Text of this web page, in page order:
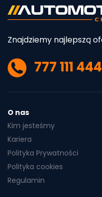
Znajdziemy najlepszą
777 111 444
O nas
Kim jesteśmy
Kariera
Polityka Prywatności
Polityka cookies
Regulamin